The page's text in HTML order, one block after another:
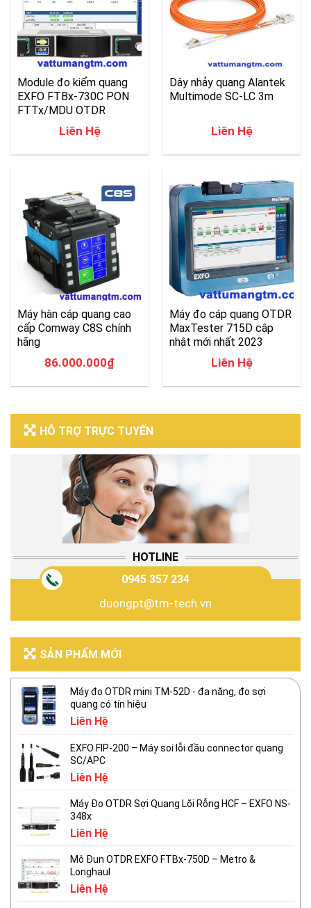
Module đo kiểm quang
EXFO FTBx-730C PON
FTTx/MDU OTDR
Liên Hệ
Dây nhảy quang Alantek
Multimode SC-LC 3m
Liên Hệ
Máy hàn cáp quang cao
cấp Comway C8S chính
hãng
86.000.000₫
Máy đo cáp quang OTDR
MaxTester 715D cập
nhật mới nhất 2023
Liên Hệ
HỖ TRỢ TRỰC TUYẾN
HOTLINE
0945 357 234
duongpt@tm-tech.vn
SẢN PHẨM MỚI
Máy đo OTDR mini TM-52D - đa năng, đo sợi
quang có tín hiệu
Liên Hệ
EXFO FIP-200 – Máy soi lỗi đầu connector quang
SC/APC
Liên Hệ
Máy Đo OTDR Sợi Quang Lõi Rỗng HCF – EXFO NS-
348x
Liên Hệ
Mô Đun OTDR EXFO FTBx-750D – Metro &
Longhaul
Liên Hệ